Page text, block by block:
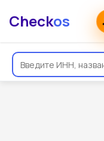
Checkos